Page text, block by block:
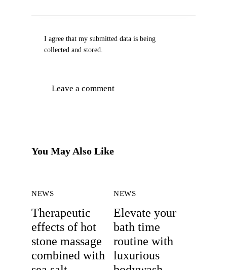
I agree that my submitted data is being
collected and stored
You May Also Like
NEWS
Therapeutic
effects of hot
stone massage
combined with
NEWS
Elevate your
bath time
routine with
luxurious